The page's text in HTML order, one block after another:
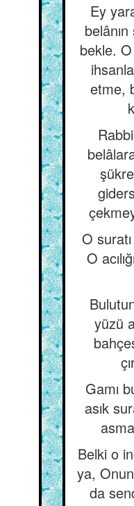
Ey
bekle.
etme,
O
O
yüzü
Gamı
asık
Belki o
ya,
da